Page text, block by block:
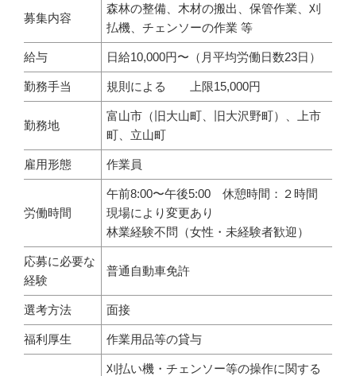
募集内容
森林の整備、木材の搬出、保管作業、刈
払機、チェンソーの作業 等
給与 日給10,000円〜（月平均労働日数23日）
勤務手当 規則による 上限15,000円
勤務地
富山市（旧大山町、旧大沢野町）、上市
町、立山町
雇用形態 作業員
労働時間
午前8:00〜午後5:00 休憩時間：２時間
現場により変更あり
林業経験不問（女性・未経験者歓迎）
応募に必要な
経験
普通自動車免許
選考方法 面接
福利厚生 作業用品等の貸与
刈払い機・チェンソー等の操作に関する